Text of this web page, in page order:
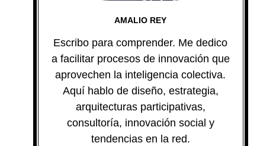
AMALIO REY
Escribo para comprender. Me dedico
a facilitar procesos de innovación que
aprovechen la inteligencia colectiva.
Aquí hablo de diseño, estrategia,
arquitecturas participativas,
consultoría, innovación social y
tendencias en la red.